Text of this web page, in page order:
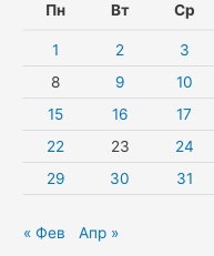
Пн Вт Ср
1 2 3
8
9 10
15
16 17
22
23 24
29
30 31
« Фев Апр »